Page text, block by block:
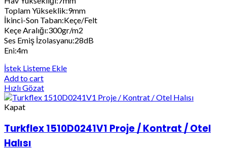
Toplam Yükseklik:9mm
İkinci-Son Taban:Keçe/Felt
Keçe Aralığı:300gr/m2
Ses Emiş İzolasyanu:28dB
Eni:4m
İstek Listeme Ekle
Add to cart
Hızlı Gözat
Kapat
Turkflex 1510D0241V1 Proje / Kontrat / Otel
Halısı